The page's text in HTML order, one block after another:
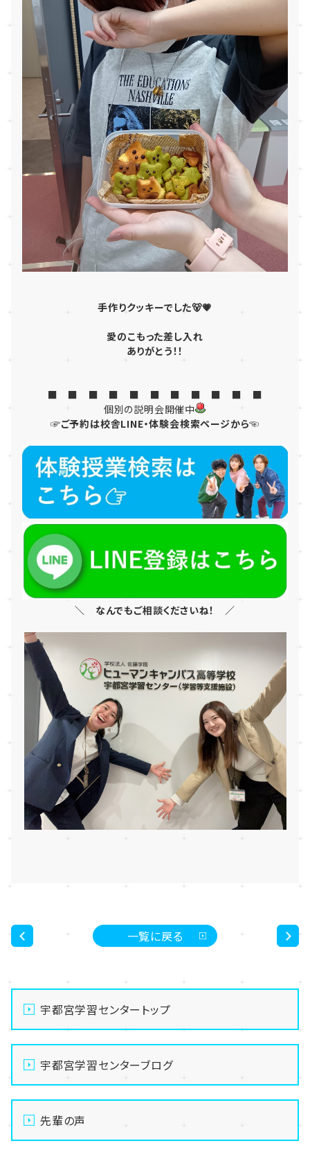
手作りクッキーでした🐻💗
愛のこもった差し入れ
ありがとう！！
■ ■ ■ ■ ■ ■ ■ ■ ■ ■ ■
個別の説明会開催中
☞ご予約は校舎LINE・体験会検索ページから☜
＼ なんでもご相談くださいね！ ／
一覧に戻る
宇都宮学習センタートップ
宇都宮学習センターブログ
先輩の声